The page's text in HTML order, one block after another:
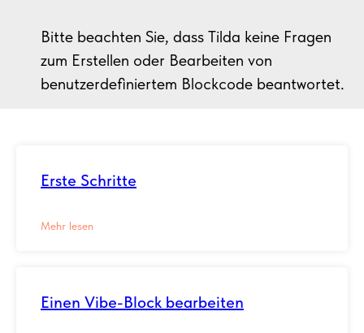
Bitte beachten Sie, dass Tilda keine Fragen
zum Erstellen oder Bearbeiten von
benutzerdefiniertem Blockcode beantwortet.
Erste Schritte
Mehr lesen
Einen Vibe-Block bearbeiten